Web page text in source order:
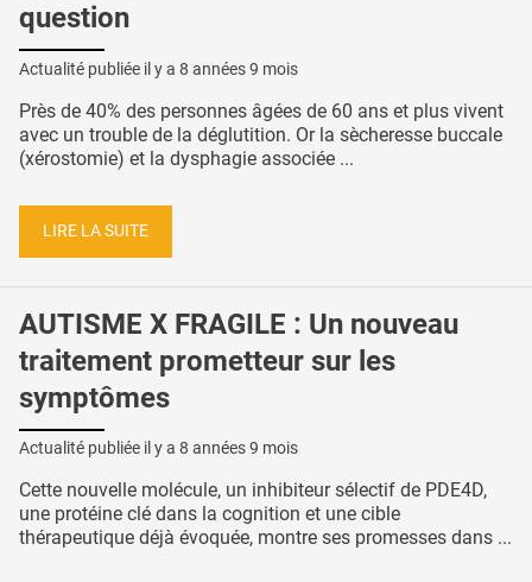
question
Actualité publiée il y a 8 années 9 mois
Près de 40% des personnes âgées de 60 ans et plus vivent
avec un trouble de la déglutition. Or la sècheresse buccale
(xérostomie) et la dysphagie associée ...
LIRE LA SUITE
AUTISME X FRAGILE : Un nouveau
traitement prometteur sur les
symptômes
Actualité publiée il y a 8 années 9 mois
Cette nouvelle molécule, un inhibiteur sélectif de PDE4D,
une protéine clé dans la cognition et une cible
thérapeutique déjà évoquée, montre ses promesses dans ...